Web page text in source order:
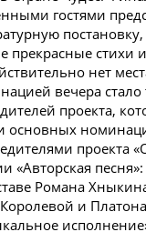
гостями
постановку,
прекрасные стихи
нет
вечера стало
проекта,
основных
проекта
«Авторская
Романа
и